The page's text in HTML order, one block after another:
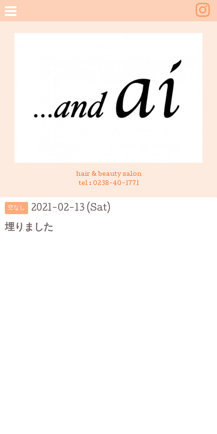
hair & beauty salon
tel : 0238-40-1771
空なし 2021-02-13 (Sat)
埋りました